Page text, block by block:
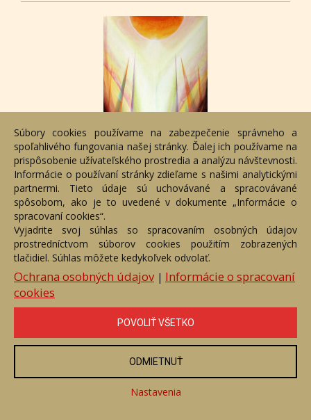
Rare plant, z cyklu Poklady sveta
Číslo položky: 100090
Voľný predaj
Cena:430 €
ZOBRAZIŤ
Súbory cookies používame na zabezpečenie správneho a
spoľahlivého fungovania našej stránky. Ďalej ich používame na
prispôsobenie užívateľského prostredia a analýzu návštevnosti.
Informácie o používaní stránky zdieľame s našimi analytickými
partnermi. Tieto údaje sú uchovávané a spracovávané
spôsobom, ako je to uvedené v dokumente „Informácie o
spracovaní cookies“.
Vyjadrite svoj súhlas so spracovaním osobných údajov
prostredníctvom súborov cookies použitím zobrazených
tlačidiel. Súhlas môžete kedykoľvek odvolať.
Ochrana osobných údajov| Informácie o spracovaní
cookies
POVOLIŤ VŠETKO
ODMIETNUŤ
Nastavenia